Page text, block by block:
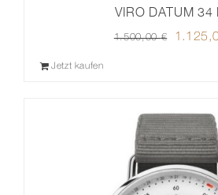
VIRO DATUM 34
1.500,00€
Jetzt kaufen